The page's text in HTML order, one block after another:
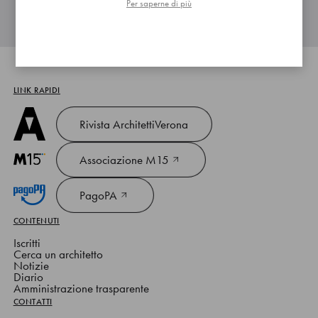
LINK RAPIDI
Rivista ArchitettiVerona
Associazione M15
PagoPA
CONTENUTI
Iscritti
Cerca un architetto
Notizie
Diario
Amministrazione trasparente
CONTATTI
Per saperne di più